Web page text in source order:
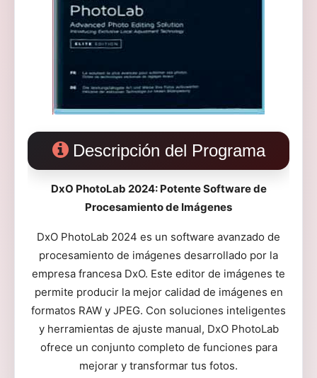
Descripción del Programa
DxO PhotoLab 2024: Potente Software de
Procesamiento de Imágenes
DxO PhotoLab 2024 es un software avanzado de
procesamiento de imágenes desarrollado por la
empresa francesa DxO. Este editor de imágenes te
permite producir la mejor calidad de imágenes en
formatos RAW y JPEG. Con soluciones inteligentes
y herramientas de ajuste manual, DxO PhotoLab
ofrece un conjunto completo de funciones para
mejorar y transformar tus fotos.